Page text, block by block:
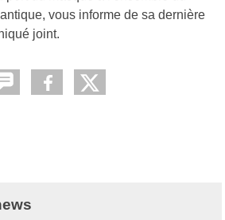
vous informe de sa dernière
joint.